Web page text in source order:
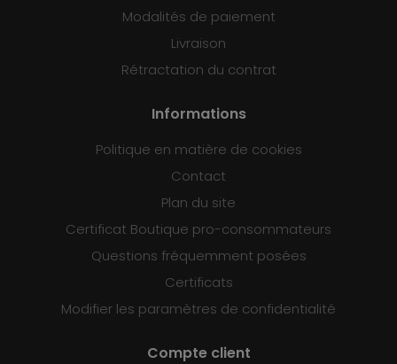
Modalités de paiement
Livraison
Rétractation du contrat
Informations
Politique en matière de cookies
Contact
Plan du site
Certificat Boutique pro-consommateurs
Questions fréquemment posées
Certificats
Modifier les paramètres de confidentialité
Compte client